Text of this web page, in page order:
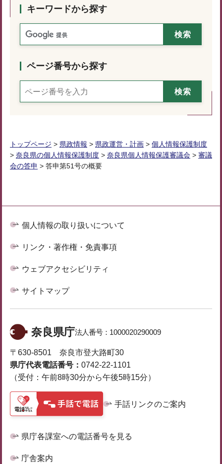
キーワードから探す
ページ番号から探す
トップページ > 県政情報 > 県政運営・計画 > 個人情報保護制度
> 奈良県の個人情報保護制度 > 奈良県個人情報保護審議会 > 審議
会の答申 > 答申第51号の概要
個人情報の取り扱いについて
リンク・著作権・免責事項
ウェブアクセシビリティ
サイトマップ
奈良県庁法人番号： 1000020290009
〒630-8501 奈良市登大路町30
県庁代表電話番号： 0742-22-1101
（受付：午前8時30分から午後5時15分）
手話リンクのご案内
県庁各課室への電話番号を見る
庁舎案内